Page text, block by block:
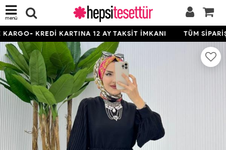
menü
KREDİ KARTINA 12 AY TAKSİT İMKANI TÜM